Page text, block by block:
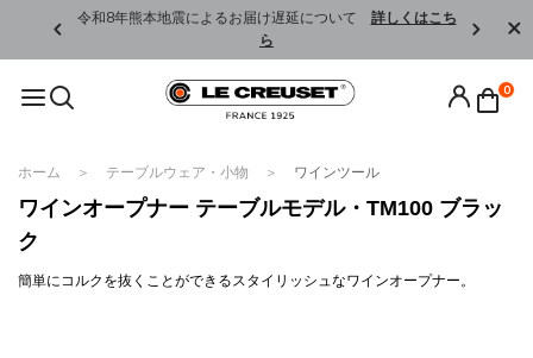
令和8年熊本地震によるお届け遅延について 詳しくはこち
ら
0
ホーム テーブルウェア・小物 ワインツール
ワインオープナー テーブルモデル・TM100 ブラッ
ク
簡単にコルクを抜くことができるスタイリッシュなワインオープナー。